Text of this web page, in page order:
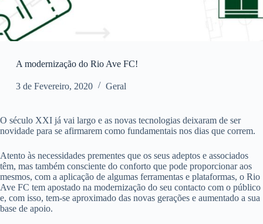
A modernização do Rio Ave FC!
3 de Fevereiro, 2020 Geral
O século XXI já vai largo e as novas tecnologias deixaram de ser
novidade para se afirmarem como fundamentais nos dias que correm.
Atento às necessidades prementes que os seus adeptos e associados
têm, mas também consciente do conforto que pode proporcionar aos
mesmos, com a aplicação de algumas ferramentas e plataformas, o Rio
Ave FC tem apostado na modernização do seu contacto com o público
e, com isso, tem-se aproximado das novas gerações e aumentado a sua
base de apoio.